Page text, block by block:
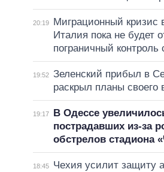
20:19
Миграционный кризис
Италия пока не будет
пограничный контроль
19:52 Зеленский прибыл в
раскрыл планы своего
19:17
В Одессе
пострадавших из-за
обстрелов стадиона
18:45
Чехия усилит защиту